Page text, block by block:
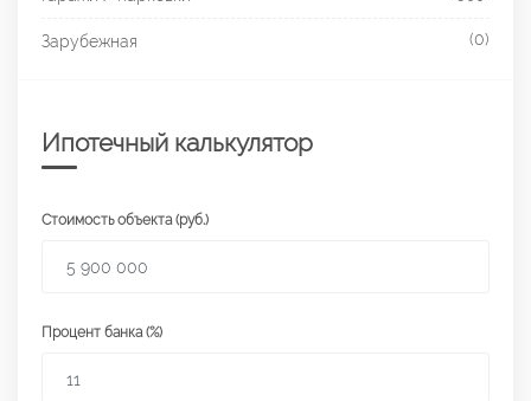
Зарубежная (0)
Ипотечный калькулятор
Стоимость объекта (руб.)
Процент банка (%)